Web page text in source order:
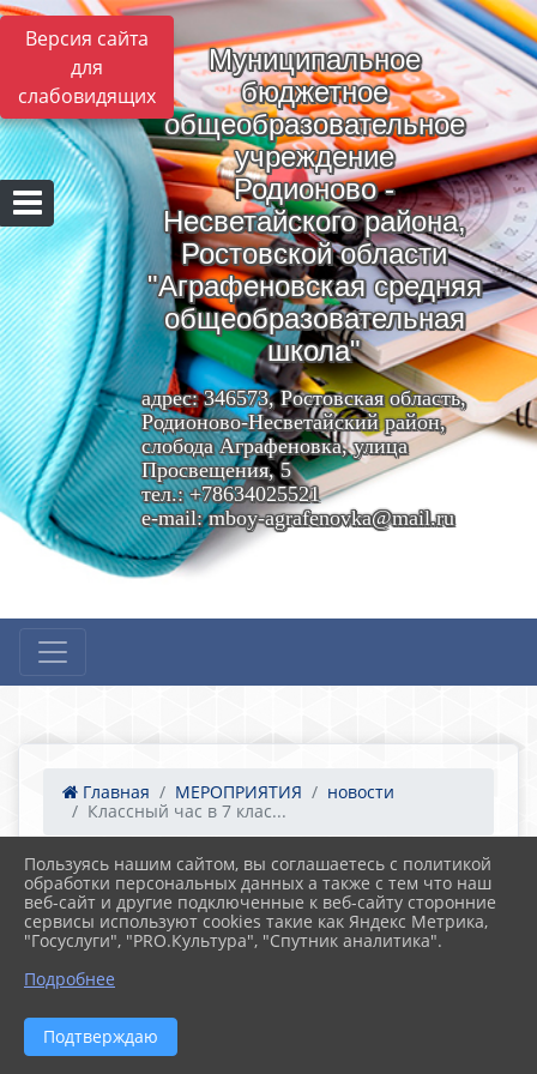
Версия сайта
для
слабовидящих
Муниципальное
бюджетное
общеобразовательное
учреждение
Родионово -
Несветайского района,
Ростовской области
"Аграфеновская средняя
общеобразовательная
школа"
адрес: 346573, Ростовская область,
Родионово-Несветайский район,
слобода Аграфеновка, улица
Просвещения, 5
тел.: +78634025521
e-mail: mboy-agrafenovka@mail.ru
Главная МЕРОПРИЯТИЯ
новости
Классный час в 7 клас...
16.12.2022 15:53 17
Классный час в 7 классе «Трудные
жизненные ситуации»
Пользуясь нашим сайтом, вы соглашаетесь с политикой
обработки персональных данных а также с тем что наш
веб-сайт и другие подключенные к веб-сайту сторонние
сервисы используют cookies такие как Яндекс Метрика,
"Госуслуги", "PRO.Культура", "Спутник аналитика".
Подробнее
Подтверждаю